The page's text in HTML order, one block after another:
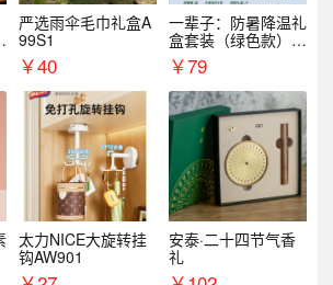
严选雨伞毛巾礼盒A
99S1
￥40
一辈子：防暑降温礼
盒套装（绿色款）支
持自由搭配
￥79
太力NICE大旋转挂
钩AW901
安泰·二十四节气香
礼